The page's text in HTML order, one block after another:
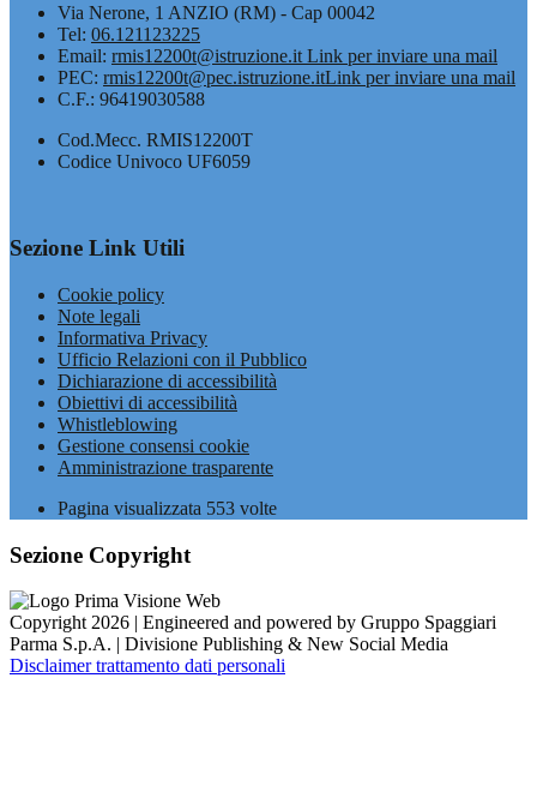
Via Nerone, 1 ANZIO (RM) - Cap 00042
Tel: 06.121123225
Email: rmis12200t@istruzione.it Link per inviare una mail
PEC: rmis12200t@pec.istruzione.itLink per inviare una mail
C.F.: 96419030588
Cod.Mecc. RMIS12200T
Codice Univoco UF6059
Sezione Link Utili
Cookie policy
Note legali
Informativa Privacy
Ufficio Relazioni con il Pubblico
Dichiarazione di accessibilità
Obiettivi di accessibilità
Whistleblowing
Gestione consensi cookie
Amministrazione trasparente
Pagina visualizzata 553 volte
Sezione Copyright
Copyright 2026 | Engineered and powered by Gruppo Spaggiari
Parma S.p.A. | Divisione Publishing & New Social Media
Disclaimer trattamento dati personali